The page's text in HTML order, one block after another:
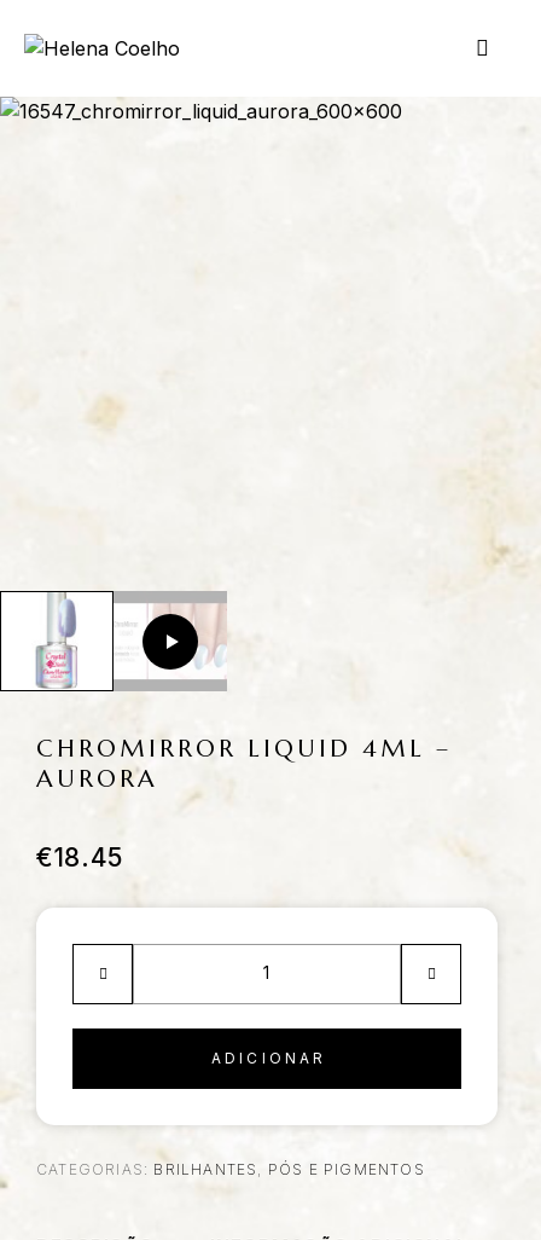
CHROMIRROR LIQUID 4ML –
AURORA
€18.45
ADICIONAR
CATEGORIAS: BRILHANTES PÓS E PIGMENTOS